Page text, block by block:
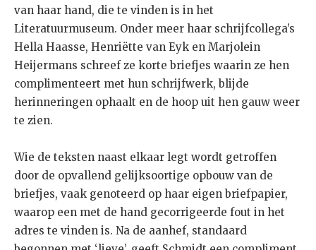
van haar hand, die te vinden is in het
Literatuurmuseum. Onder meer haar schrijfcollega’s
Hella Haasse, Henriëtte van Eyk en Marjolein
Heijermans schreef ze korte briefjes waarin ze hen
complimenteert met hun schrijfwerk, blijde
herinneringen ophaalt en de hoop uit hen gauw weer
te zien.
Wie de teksten naast elkaar legt wordt getroffen
door de opvallend gelijksoortige opbouw van de
briefjes, vaak genoteerd op haar eigen briefpapier,
waarop een met de hand gecorrigeerde fout in het
adres te vinden is. Na de aanhef, standaard